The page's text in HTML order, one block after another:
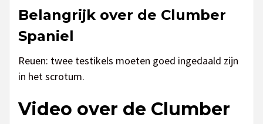
Belangrijk over de Clumber
Spaniel
Reuen: twee testikels moeten goed ingedaald zijn
in het scrotum.
Video over de Clumber